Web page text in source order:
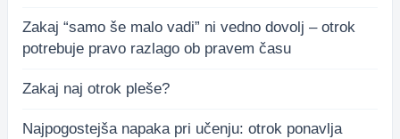
Zakaj “samo še malo vadi” ni vedno dovolj – otrok
potrebuje pravo razlago ob pravem času
Zakaj naj otrok pleše?
Najpogostejša napaka pri učenju: otrok ponavlja